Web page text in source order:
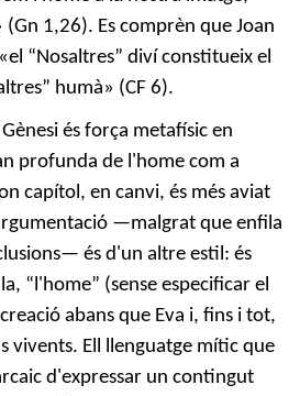
1,26). Es comprèn que Joan
“Nosaltres” diví constitueix el
humà» (CF 6).
és força metafísic en
profunda de l'home com a
capítol, en canvi, és més aviat
—malgrat que enfila
és d'un altre estil: és
“l'home” (sense especificar el
abans que Eva i, fins i tot,
vivents. Ell llenguatge mític que
d'expressar un contingut